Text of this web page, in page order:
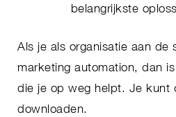
belangrijkste
Als je als organisatie aan de
marketing automation, dan
die je op weg helpt. Je kunt
downloaden.